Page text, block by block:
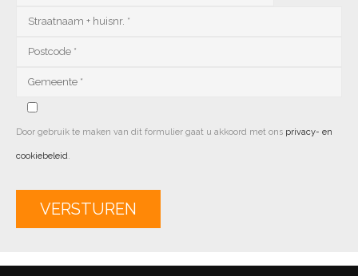
Door gebruik te maken van dit formulier gaat u akkoord met ons privacy- en
cookiebeleid.